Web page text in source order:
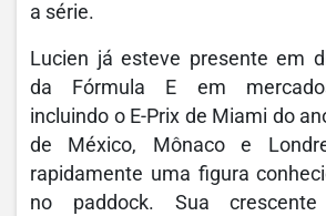
a série.
Lucien já esteve presente em
da Fórmula E em
incluindo o E-Prix de Miami do
de México, Mônaco e
rapidamente uma figura
no paddock. Sua